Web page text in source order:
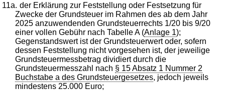
11a. der Erklärung zur Feststellung oder Festsetzung für
Zwecke der Grundsteuer im Rahmen des ab dem Jahr
2025 anzuwendenden Grundsteuerrechts 1/20 bis 9/20
einer vollen Gebühr nach Tabelle A (Anlage 1);
Gegenstandswert ist der Grundsteuerwert oder, sofern
dessen Feststellung nicht vorgesehen ist, der jeweilige
Grundsteuermessbetrag dividiert durch die
Grundsteuermesszahl nach § 15 Absatz 1 Nummer 2
Buchstabe a des Grundsteuergesetzes, jedoch jeweils
mindestens 25.000 Euro;